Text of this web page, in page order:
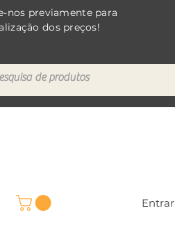
nos previamente para
dos preços!
Entrar